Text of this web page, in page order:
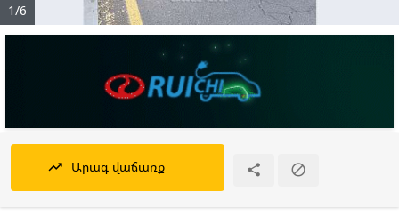
1/6
trending_up Արագ վաճառք  